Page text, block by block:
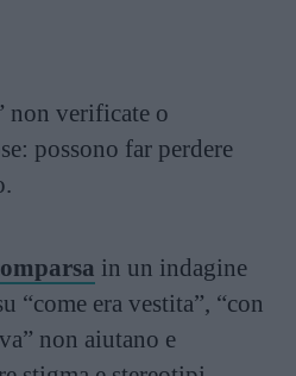
non verificate o
possono far perdere
in un indagine
“come era vestita”, “con
non aiutano e